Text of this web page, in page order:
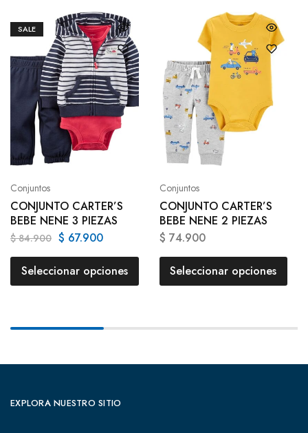
SALE
Conjuntos
CONJUNTO CARTER’S
BEBE NENE 3 PIEZAS
$84.900 $ 67.900
Seleccionar opciones
Conjuntos
CONJUNTO CARTER’S
BEBE NENE 2 PIEZAS
$ 74.900
Seleccionar opciones
EXPLORA NUESTRO SITIO